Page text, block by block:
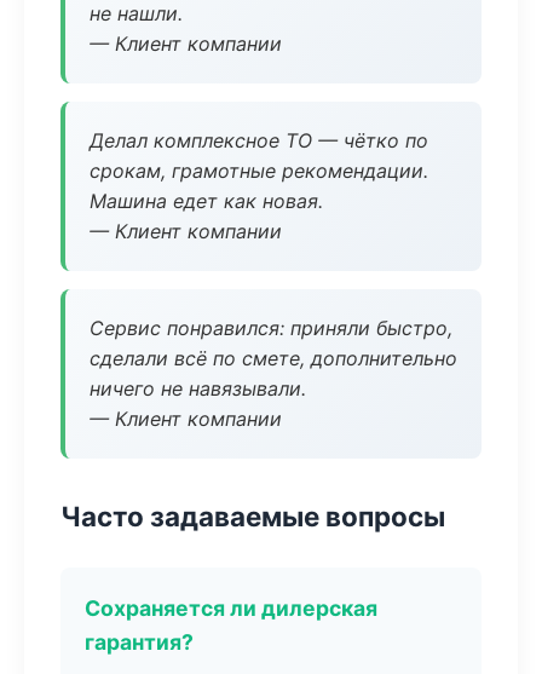
не нашли.
— Клиент компании
Делал комплексное ТО — чётко по
срокам, грамотные рекомендации.
Машина едет как новая.
— Клиент компании
Сервис понравился: приняли быстро,
сделали всё по смете, дополнительно
ничего не навязывали.
— Клиент компании
Часто задаваемые вопросы
Сохраняется ли дилерская
гарантия?